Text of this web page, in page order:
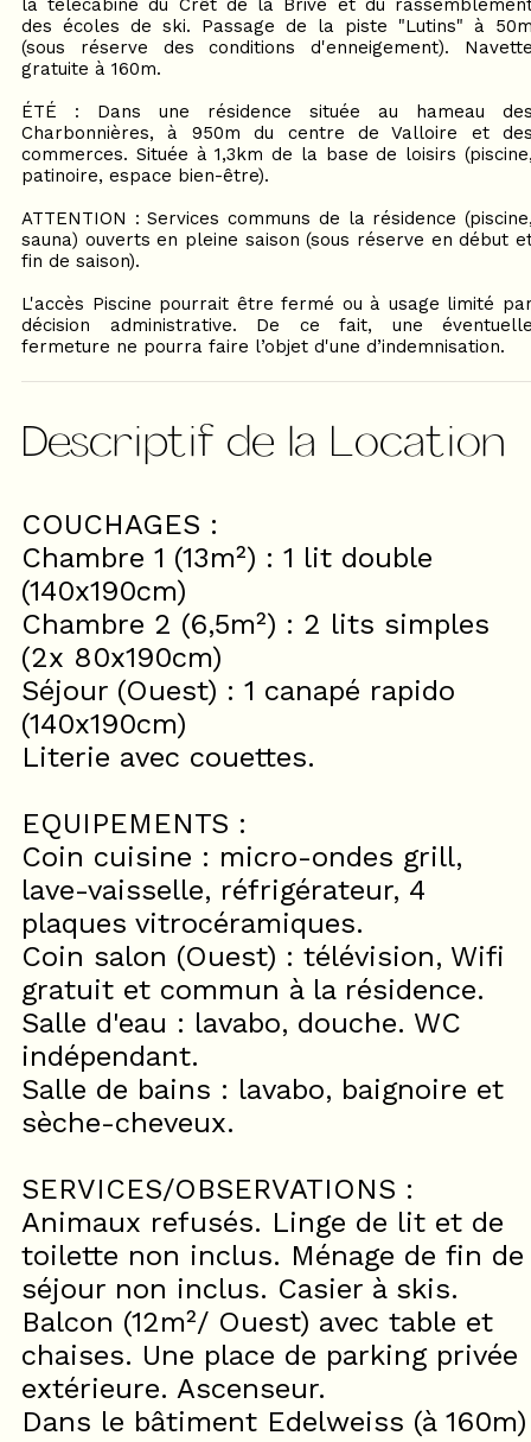
la télécabine du Crêt de la Brive et du
des écoles de ski. Passage de la piste "Lutins" à
(sous réserve des conditions d'enneigement).
gratuite à 160m.
ÉTÉ : Dans une résidence située au hameau
Charbonnières, à 950m du centre de Valloire et
commerces. Située à 1,3km de la base de loisirs
patinoire, espace bien-être).
ATTENTION : Services communs de la résidence
sauna) ouverts en pleine saison (sous réserve en début
fin de saison).
L'accès Piscine pourrait être fermé ou à usage limité
décision administrative. De ce fait, une
fermeture ne pourra faire l’objet d'une d’indemnisation.
Descriptif de la Location
COUCHAGES :
Chambre 1 (13m²) : 1 lit double
(140x190cm)
Chambre 2 (6,5m²) : 2 lits simples
(2x 80x190cm)
Séjour (Ouest) : 1 canapé rapido
(140x190cm)
Literie avec couettes.
EQUIPEMENTS :
Coin cuisine : micro-ondes grill,
lave-vaisselle, réfrigérateur, 4
plaques vitrocéramiques.
Coin salon (Ouest) : télévision, Wifi
gratuit et commun à la résidence.
Salle d'eau : lavabo, douche. WC
indépendant.
Salle de bains : lavabo, baignoire et
sèche-cheveux.
SERVICES/OBSERVATIONS :
Animaux refusés. Linge de lit et de
toilette non inclus. Ménage de fin de
séjour non inclus. Casier à skis.
Balcon (12m²/ Ouest) avec table et
chaises. Une place de parking privée
extérieure. Ascenseur.
Dans le bâtiment Edelweiss (à 160m)